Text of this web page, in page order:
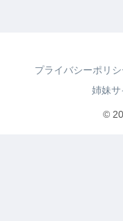
プライバシーポリシ
姉妹サ
©